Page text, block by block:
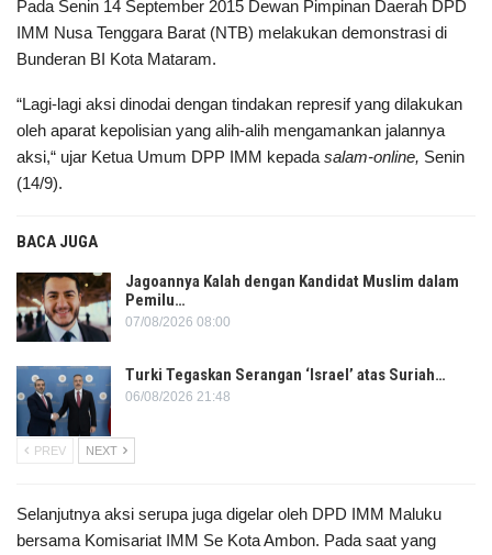
Pada Senin 14 September 2015 Dewan Pimpinan Daerah DPD
IMM Nusa Tenggara Barat (NTB) melakukan demonstrasi di
Bunderan BI Kota Mataram.
“Lagi-lagi aksi dinodai dengan tindakan represif yang dilakukan
oleh aparat kepolisian yang alih-alih mengamankan jalannya
aksi,“ ujar Ketua Umum DPP IMM kepada salam-online, Senin
(14/9).
BACA JUGA
Jagoannya Kalah dengan Kandidat Muslim dalam
Pemilu…
07/08/2026 08:00
Turki Tegaskan Serangan ‘Israel’ atas Suriah…
06/08/2026 21:48
PREV NEXT
Selanjutnya aksi serupa juga digelar oleh DPD IMM Maluku
bersama Komisariat IMM Se Kota Ambon. Pada saat yang